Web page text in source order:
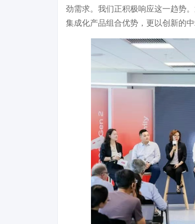
劲需求。我们正积极响应这一趋势
集成化产品组合优势，更以创新的